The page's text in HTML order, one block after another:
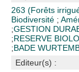
263 (Forêts
Biodiversité ;
;GESTION
;RESERVE
;BADE
Editeur(s) :